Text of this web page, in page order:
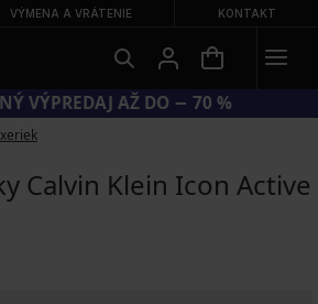
VÝMENA A VRÁTENIE KONTAKT
PODPRSENKY −20 %
Calvin Klein Icon Active